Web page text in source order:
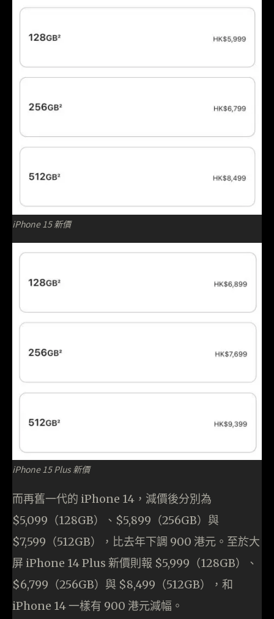
iPhone 15 新價
iPhone 15 Plus 新價
而再舊一代的 iPhone 14，減價後分別為
$5,099（128GB）、$5,899（256GB）與
$7,599（512GB），比去年下調 900 港元。至於大
屏 iPhone 14 Plus 新價則報 $5,999（128GB）、
$6,799（256GB）與 $8,499（512GB），和
iPhone 14 一樣有 900 港元減幅。